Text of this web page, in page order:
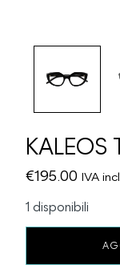
KALEOS
€195.00 IVA
1 disponibili